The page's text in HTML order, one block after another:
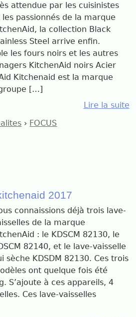
attendue par les cuisinistes
les passionnés de la marque
la collection Black
Steel arrive enfin.
les fours noirs et les autres
KitchenAid noirs Acier
Kitchenaid est la marque
[…]
Lire la suite
› FOCUS
2017
connaissions déjà trois lave-
de la marque
: le KDSCM 82130, le
82140, et le lave-vaisselle
sèche KDSDM 82130. Ces trois
ont quelque fois été
S’ajoute à ces appareils, 4
Ces lave-vaisselles